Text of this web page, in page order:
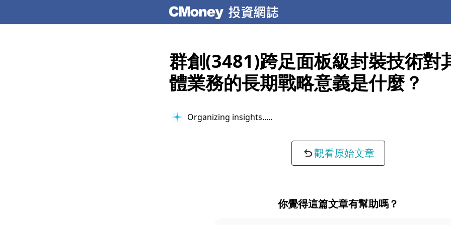
群創(3481)跨足面板級封裝技術對
體業務的長期戰略意義是什麼？
Organizing insights...
觀看原始文章
你覺得這篇文章有幫助嗎？